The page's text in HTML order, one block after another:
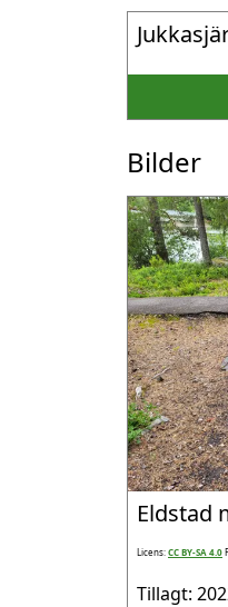
Bilder
Eldstad
Licens:CC BY-SA 4.0
Tillagt: